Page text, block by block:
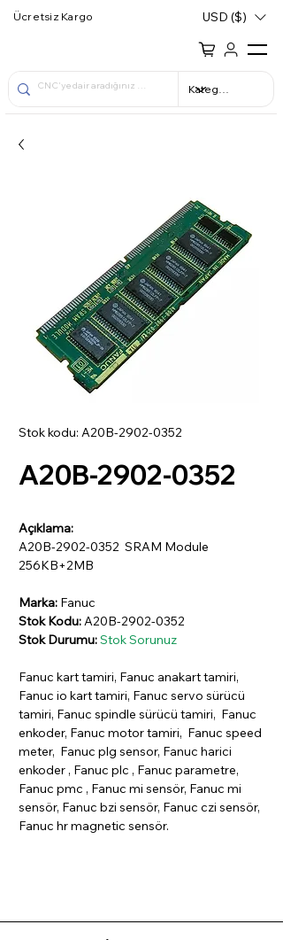
Ücretsiz Kargo USD ($)
Stok kodu: A20B-2902-0352
A20B-2902-0352
Açıklama:
A20B-2902-0352 SRAM Module
256KB+2MB
Marka: Fanuc
Stok Kodu:A20B-2902-0352
Stok Durumu:Stok Sorunuz
Fanuc kart tamiri, Fanuc anakart tamiri,
Fanuc io kart tamiri, Fanuc servo sürücü
tamiri, Fanuc spindle sürücü tamiri, Fanuc
enkoder, Fanuc motor tamiri, Fanuc speed
meter, Fanuc plg sensor, Fanuc harici
enkoder , Fanuc plc , Fanuc parametre,
Fanuc pmc , Fanuc mi sensör, Fanuc mi
sensör, Fanuc bzi sensör, Fanuc czi sensör,
Fanuc hr magnetic sensör.